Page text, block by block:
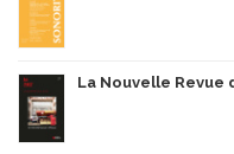
La Nouvelle Revue